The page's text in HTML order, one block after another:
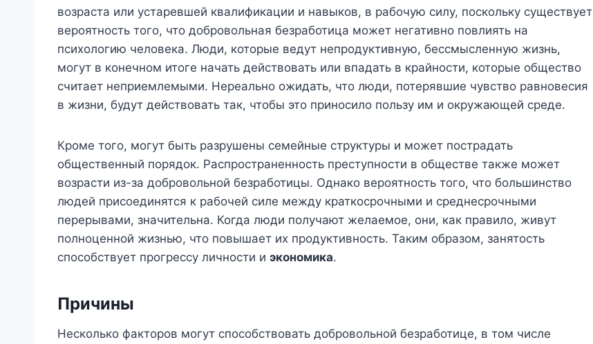
возраста или устаревшей квалификации и навыков, в рабочую силу, поскольку существует
вероятность того, что добровольная безработица может негативно повлиять на
психологию человека. Люди, которые ведут непродуктивную, бессмысленную жизнь,
могут в конечном итоге начать действовать или впадать в крайности, которые общество
считает неприемлемыми. Нереально ожидать, что люди, потерявшие чувство равновесия
в жизни, будут действовать так, чтобы это приносило пользу им и окружающей среде.
Кроме того, могут быть разрушены семейные структуры и может пострадать
общественный порядок. Распространенность преступности в обществе также может
возрасти из-за добровольной безработицы. Однако вероятность того, что большинство
людей присоединятся к рабочей силе между краткосрочными и среднесрочными
перерывами, значительна. Когда люди получают желаемое, они, как правило, живут
полноценной жизнью, что повышает их продуктивность. Таким образом, занятость
способствует прогрессу личности и экономика.
Причины
Несколько факторов могут способствовать добровольной безработице, в том числе